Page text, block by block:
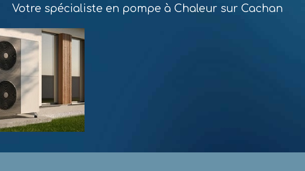
Votre spécialiste en pompe à Chaleur sur Cachan